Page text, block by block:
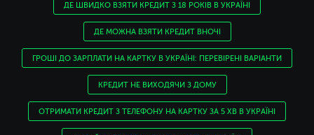
ДЕ ШВИДКО ВЗЯТИ КРЕДИТ З 18 РОКІВ В УКРАЇНІ
ДЕ МОЖНА ВЗЯТИ КРЕДИТ ВНОЧІ
ГРОШІ ДО ЗАРПЛАТИ НА КАРТКУ В УКРАЇНІ: ПЕРЕВІРЕНІ ВАРІАНТИ
КРЕДИТ НЕ ВИХОДЯЧИ З ДОМУ
ОТРИМАТИ КРЕДИТ З ТЕЛЕФОНУ НА КАРТКУ ЗА 5 ХВ В УКРАЇНІ